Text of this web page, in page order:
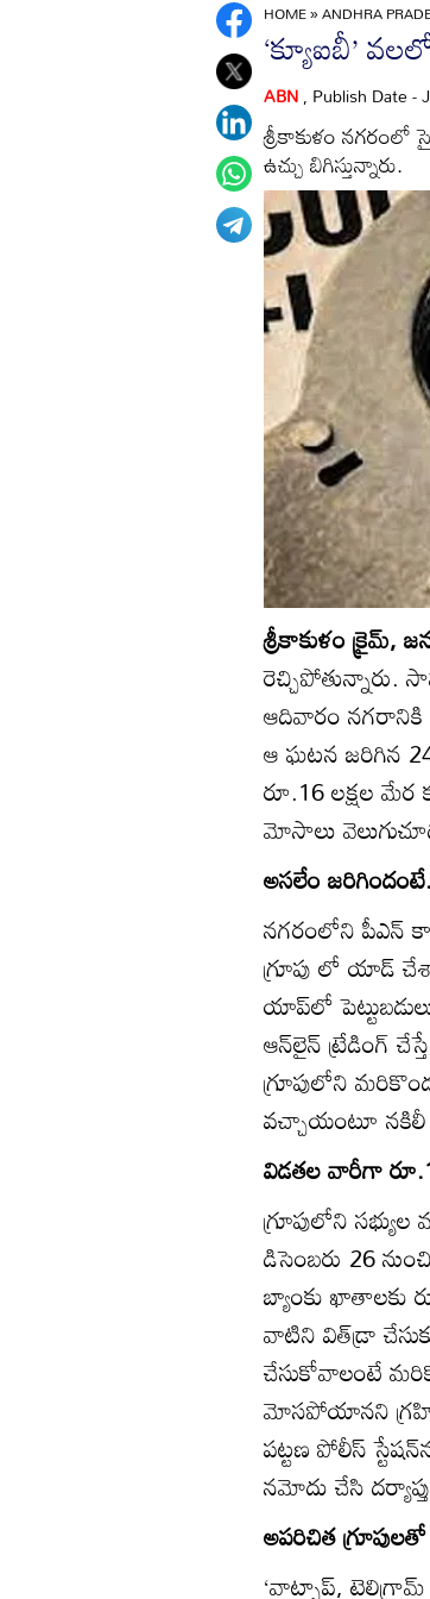
HOME»ANDHRA
‘క్యూఐబీ’
ABN, Publish Date -
శ్రీకాకుళం నగరంలో
ఉచ్చు బిగిస్తున్నారు.
శ్రీకాకుళం క్రైమ్‌,
రెచ్చిపోతున్నారు.
ఆదివారం నగరానికి
ఆ ఘటన జరిగిన
రూ.16 లక్షల మేర
మోసాలు
అసలేం
నగరంలోని పీఎన్‌
గ్రూపు లో యాడ్‌
యాప్‌లో
ఆన్‌లైన్‌ ట్రేడింగ్‌
గ్రూపులోని
వచ్చాయంటూ నకిలీ
విడతల వారీగా
గ్రూపులోని
డిసెంబరు 26
బ్యాంకు ఖాతాలకు
వాటిని విత్‌డ్రా
చేసుకోవాలంటే
మోసపోయానని
పట్టణ పోలీస్‌
నమోదు చేసి దర్యాప్తు
అపరిచిత గ్రూపులతో
‘వాట్సాప్‌, టెలిగ్రామ్‌